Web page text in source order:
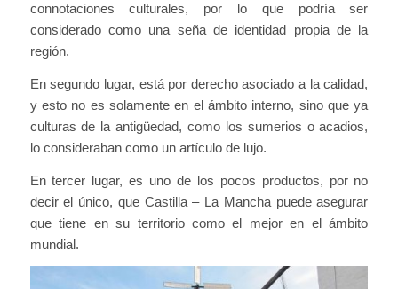
connotaciones culturales, por lo que podría ser
considerado como una seña de identidad propia de la
región.
En segundo lugar, está por derecho asociado a la calidad,
y esto no es solamente en el ámbito interno, sino que ya
culturas de la antigüedad, como los sumerios o acadios,
lo consideraban como un artículo de lujo.
En tercer lugar, es uno de los pocos productos, por no
decir el único, que Castilla – La Mancha puede asegurar
que tiene en su territorio como el mejor en el ámbito
mundial.